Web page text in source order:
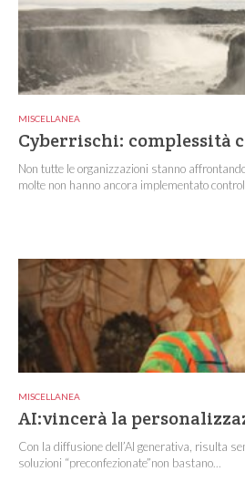
MISCELLANEA
Cyberrischi: complessità
Non tutte le organizzazioni stanno
molte non hanno ancora implementato
MISCELLANEA
AI:vincerà la
Con la diffusione dell’AI generativa, risulta
soluzioni “preconfezionate”non bastano...